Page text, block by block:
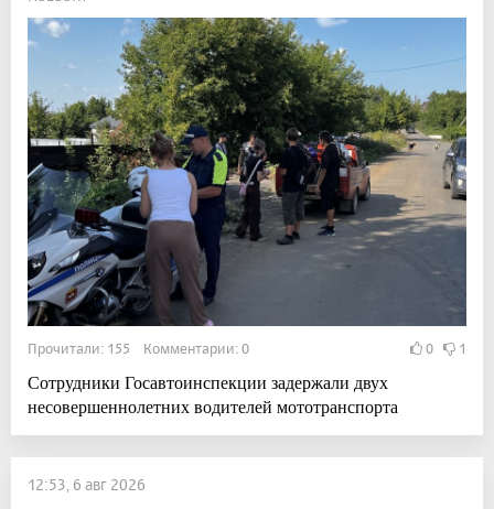
Прочитали: 155 Комментарии: 0 0 1
Сотрудники Госавтоинспекции задержали двух
несовершеннолетних водителей мототранспорта
12:53, 6 авг 2026